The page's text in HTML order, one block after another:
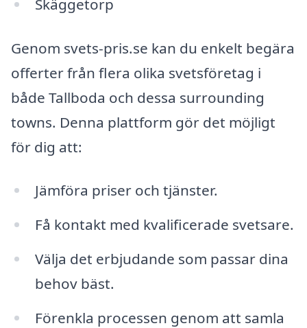
Skäggetorp
Genom svets-pris.se kan du enkelt begära
offerter från flera olika svetsföretag i
både Tallboda och dessa surrounding
towns. Denna plattform gör det möjligt
för dig att:
Jämföra priser och tjänster.
Få kontakt med kvalificerade svetsare.
Välja det erbjudande som passar dina
behov bäst.
Förenkla processen genom att samla